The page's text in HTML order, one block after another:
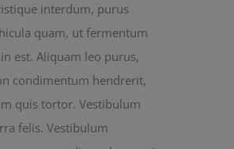
interdum, purus
quam, ut fermentum
est. Aliquam leo purus,
condimentum hendrerit,
quis tortor. Vestibulum
felis. Vestibulum